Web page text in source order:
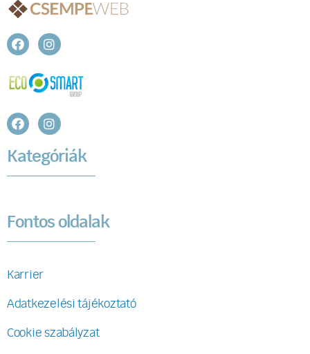
Kategóriák
Fontos oldalak
Karrier
Adatkezelési tájékoztató
Cookie szabályzat